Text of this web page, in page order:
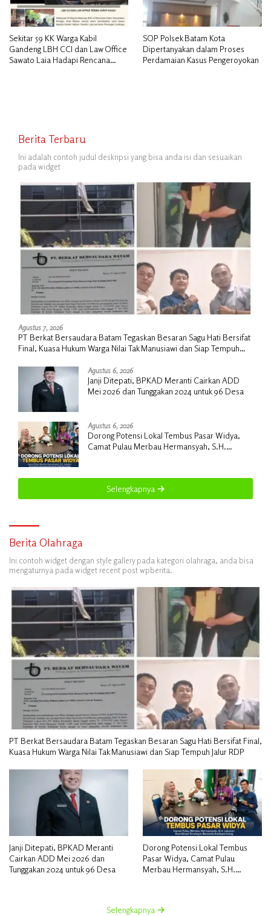
Sekitar 59 KK Warga Kabil
Gandeng LBH CCI dan Law Office
Sawato Laia Hadapi Rencana
SOP Polsek Batam Kota
Dipertanyakan dalam Proses
Perdamaian Kasus Pengeroyokan
Berita Terbaru
Ini adalah contoh judul deskripsi yang bisa anda isi dan sesuaikan
pada widget
Agustus 7, 2026
PT Berkat Bersaudara Batam Tegaskan Besaran Sagu Hati Bersifat
Final, Kuasa Hukum Warga Nilai Tak Manusiawi dan Siap Tempuh
Agustus 6, 2026
Janji Ditepati, BPKAD Meranti Cairkan ADD
Mei 2026 dan Tunggakan 2024 untuk 96 Desa
Agustus 6, 2026
Dorong Potensi Lokal Tembus Pasar Widya,
Camat Pulau Merbau Hermansyah, S.H.
Selengkapnya
Berita Olahraga
Ini contoh widget dengan style gallery pada kategori olahraga, anda bisa
mengaturnya pada widget recent post wpberita.
PT Berkat Bersaudara Batam Tegaskan Besaran Sagu Hati Bersifat Final,
Kuasa Hukum Warga Nilai Tak Manusiawi dan Siap Tempuh Jalur RDP
Janji Ditepati, BPKAD Meranti
Cairkan ADD Mei 2026 dan
Tunggakan 2024 untuk 96 Desa
Dorong Potensi Lokal Tembus
Pasar Widya, Camat Pulau
Merbau Hermansyah, S.H.
Selengkapnya